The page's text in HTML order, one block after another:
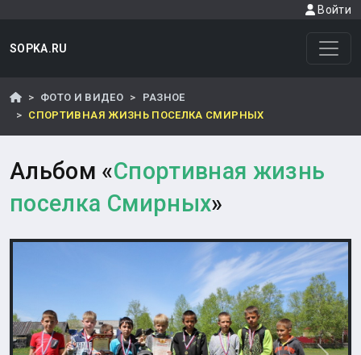
Войти
SOPKA.RU
ФОТО И ВИДЕО
РАЗНОЕ
СПОРТИВНАЯ ЖИЗНЬ ПОСЕЛКА СМИРНЫХ
Альбом «Спортивная жизнь
поселка Смирных»